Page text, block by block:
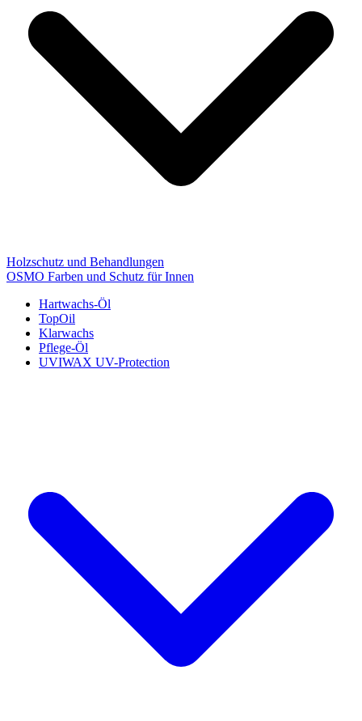
Holzschutz und Behandlungen
OSMO Farben und Schutz für Innen
Hartwachs-Öl
TopOil
Klarwachs
Pflege-Öl
UVIWAX UV-Protection